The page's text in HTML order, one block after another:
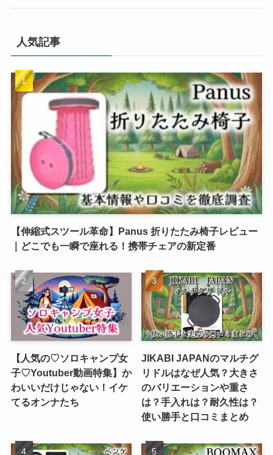
人気記事
【伸縮式スツール革命】Panus 折りたたみ椅子レビュー
｜どこでも一瞬で座れる！携帯チェアの新定番
【人気の♡ソロキャンプ女
子♡Youtuber動画特集】か
わいいだけじゃない！イケ
てるオンナたち
JIKABI JAPANのマルチグ
リドルはなぜ人気？大きさ
のバリエーションや重さ
は？手入れは？耐久性は？
使い勝手と口コミまとめ